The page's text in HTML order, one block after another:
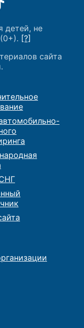
детей, не
[?]
сайта